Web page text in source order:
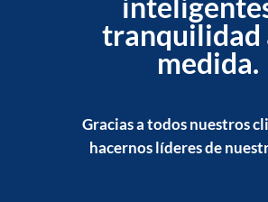
tranquilidad
medida.
Gracias a todos nuestros
hacernos líderes de